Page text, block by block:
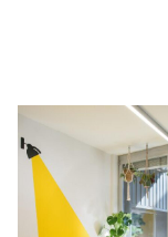
Pour
4 heures
Journée